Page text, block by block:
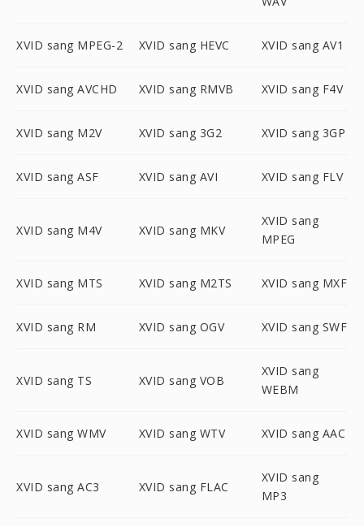
XVID sang MPEG-2 XVID sang HEVC XVID sang AV1
XVID sang AVCHD XVID sang RMVB XVID sang F4V
XVID sang M2V XVID sang 3G2 XVID sang 3GP
XVID sang ASF XVID sang AVI XVID sang FLV
XVID sang M4V XVID sang MKV
XVID sang
MPEG
XVID sang MTS XVID sang M2TS XVID sang MXF
XVID sang RM XVID sang OGV XVID sang SWF
XVID sang TS XVID sang VOB
XVID sang
WEBM
XVID sang WMV XVID sang WTV XVID sang AAC
XVID sang AC3 XVID sang FLAC
XVID sang
MP3